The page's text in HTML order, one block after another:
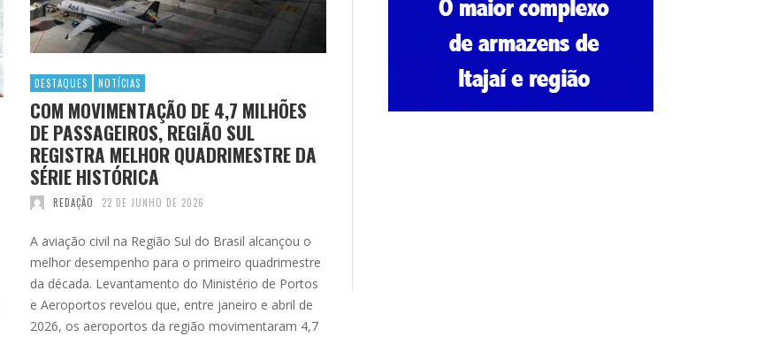
DESTAQUES NOTÍCIAS
COM MOVIMENTAÇÃO DE 4,7 MILHÕES
DE PASSAGEIROS, REGIÃO SUL
REGISTRA MELHOR QUADRIMESTRE DA
SÉRIE HISTÓRICA
REDAÇÃO 22 DE JUNHO DE 2026
A aviação civil na Região Sul do Brasil alcançou o
melhor desempenho para o primeiro quadrimestre
da década. Levantamento do Ministério de Portos
e Aeroportos revelou que, entre janeiro e abril de
2026, os aeroportos da região movimentaram 4,7